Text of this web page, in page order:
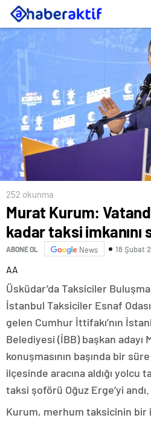
252 okunma
Murat Kurum:
kadar taksi imkanını
ABONE OL News 18 Şubat
AA
Üsküdar’da Taksiciler
İstanbul Taksiciler Esnaf
gelen Cumhur İttifakı’nın
Belediyesi (İBB) başkan adayı
konuşmasının başında bir
ilçesinde aracına aldığı yolcu
taksi şoförü Oğuz Erge’yi andı.
Kurum, merhum taksicinin bir